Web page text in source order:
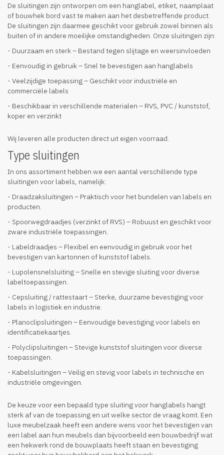
De sluitingen zijn ontworpen om een hanglabel, etiket, naamplaat
of bouwhek bord vast te maken aan het desbetreffende product.
De sluitingen zijn daarmee geschikt voor gebruik zowel binnen als
buiten of in andere moeilijke omstandigheden. Onze sluitingen zijn:
- Duurzaam en sterk – Bestand tegen slijtage en weersinvloeden
- Eenvoudig in gebruik – Snel te bevestigen aan hanglabels
- Veelzijdige toepassing – Geschikt voor industriële en
commerciële labels
- Beschikbaar in verschillende materialen – RVS, PVC / kunststof,
koper en verzinkt
Wij leveren alle producten direct uit eigen voorraad.
Type sluitingen
In ons assortiment hebben we een aantal verschillende type
sluitingen voor labels, namelijk:
- Draadzaksluitingen – Praktisch voor het bundelen van labels en
producten.
- Spoorwegdraadjes (verzinkt of RVS) – Robuust en geschikt voor
zware industriële toepassingen.
- Labeldraadjes – Flexibel en eenvoudig in gebruik voor het
bevestigen van kartonnen of kunststof labels.
- Lupolensnelsluiting – Snelle en stevige sluiting voor diverse
labeltoepassingen.
- Cepsluiting / rattestaart – Sterke, duurzame bevestiging voor
labels in logistiek en industrie.
- Planoclipsluitingen – Eenvoudige bevestiging voor labels en
identificatiekaartjes.
- Polyclipsluitingen – Stevige kunststof sluitingen voor diverse
toepassingen.
- Kabelsluitingen – Veilig en stevig voor labels in technische en
industriële omgevingen.
De keuze voor een bepaald type sluiting voor hanglabels hangt
sterk af van de toepassing en uit welke sector de vraag komt. Een
luxe meubelzaak heeft een andere wens voor het bevestigen van
een label aan hun meubels dan bijvoorbeeld een bouwbedrijf wat
een hekwerk rond de bouwplaats heeft staan en bevestiging